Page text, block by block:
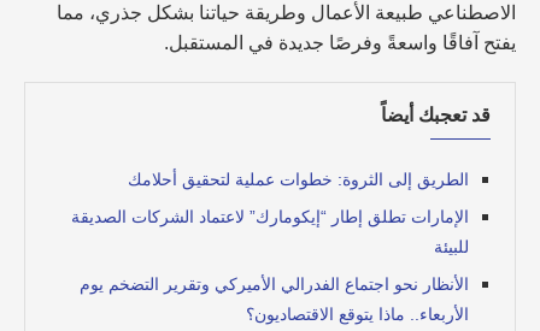
الاصطناعي طبيعة الأعمال وطريقة حياتنا بشكل جذري، مما
يفتح آفاقًا واسعةً وفرصًا جديدة في المستقبل.
قد تعجبك أيضاً
الطريق إلى الثروة: خطوات عملية لتحقيق أحلامك
الإمارات تطلق إطار “إيكومارك” لاعتماد الشركات الصديقة
للبيئة
الأنظار نحو اجتماع الفدرالي الأميركي وتقرير التضخم يوم
الأربعاء.. ماذا يتوقع الاقتصاديون؟